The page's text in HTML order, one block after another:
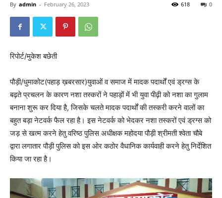
By admin - February 26, 2023 0
618
रिपोर्ट/मुकेश बछेती
पौड़ी/धुमाकोट(पहाड़ ख़बरसार)युवाओं व समाज में मादक पदार्थों एवं ड्रग्स के
बढ़ते प्रचलन के कारण नशा तस्करों ने पहाड़ों में भी युवा पीढ़ी को नशा का गुलाम
बनाना शुरू कर दिया है, जिसके चलते मादक पदार्थों की तस्करी करने वालों का
बहुत बड़ा नेटवर्क फैल रहा है। इस नेटवर्क को भेदकर नशा तस्करों एवं ड्रग्स को
जड़ से खत्म करने हेतु वरिष्ठ पुलिस अधीक्षक महोदया पौड़ी श्रीमती श्वेता चौबे
द्वारा लगातार पौड़ी पुलिस को इस ओर कठोर वैधानिक कार्यवाही करने हेतु निर्देशित
किया जा रहा है।